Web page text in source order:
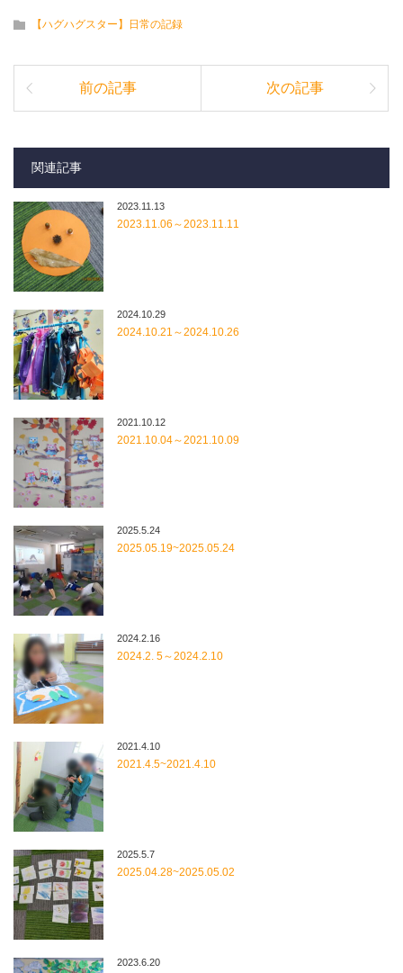
【ハグハグスター】日常の記録
前の記事 次の記事
関連記事
2023.11.13
2023.11.06～2023.11.11
2024.10.29
2024.10.21～2024.10.26
2021.10.12
2021.10.04～2021.10.09
2025.5.24
2025.05.19~2025.05.24
2024.2.16
2024.2. 5～2024.2.10
2021.4.10
2021.4.5~2021.4.10
2025.5.7
2025.04.28~2025.05.02
2023.6.20